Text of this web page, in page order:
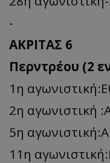
-
ΑΚΡΙΤΑΣ 6
Περντρέου (2
1η
2η αγωνιστική
5η
11η